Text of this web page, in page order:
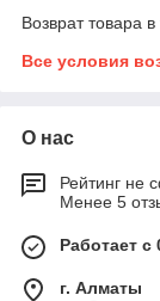
Возврат товара
Все условия
О нас
Рейтинг не
Менее 5
Работает с
г. Алматы